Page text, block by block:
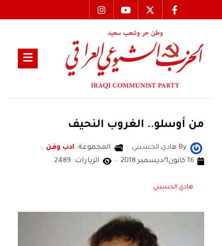
من أوسلو.. الغروب النحيف
By هادي الحسيني المجموعة: ادب وفن
16 كانون1/ديسمبر 2018
الزيارات: 2489
هادي الحسيني